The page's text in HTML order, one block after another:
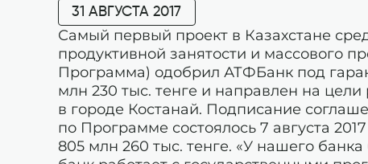
31 АВГУСТА 2017
Самый первый проект в Казахстане
продуктивной занятости и массового
Программа) одобрил АТФБанк под
млн 230 тыс. тенге и направлен на
в городе Костанай. Подписание
по Программе состоялось 7 августа
805 млн 260 тыс. тенге. «У нашего